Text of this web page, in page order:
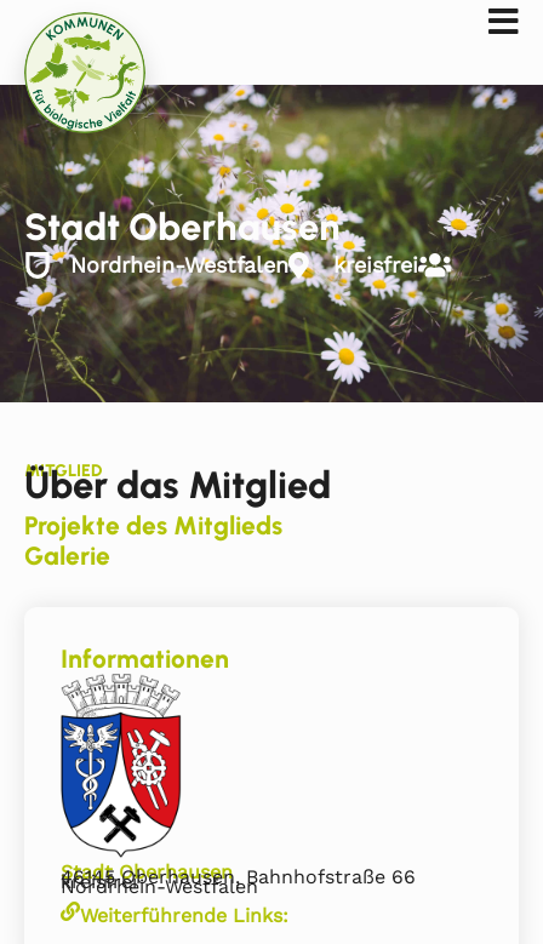
Stadt Oberhausen
Nordrhein-Westfalen kreisfrei
MITGLIED
Über das Mitglied
Projekte des Mitglieds
Galerie
Informationen
Stadt Oberhausen
46145 Oberhausen, Bahnhofstraße 66
kreisfrei
Nordrhein-Westfalen
Weiterführende Links: